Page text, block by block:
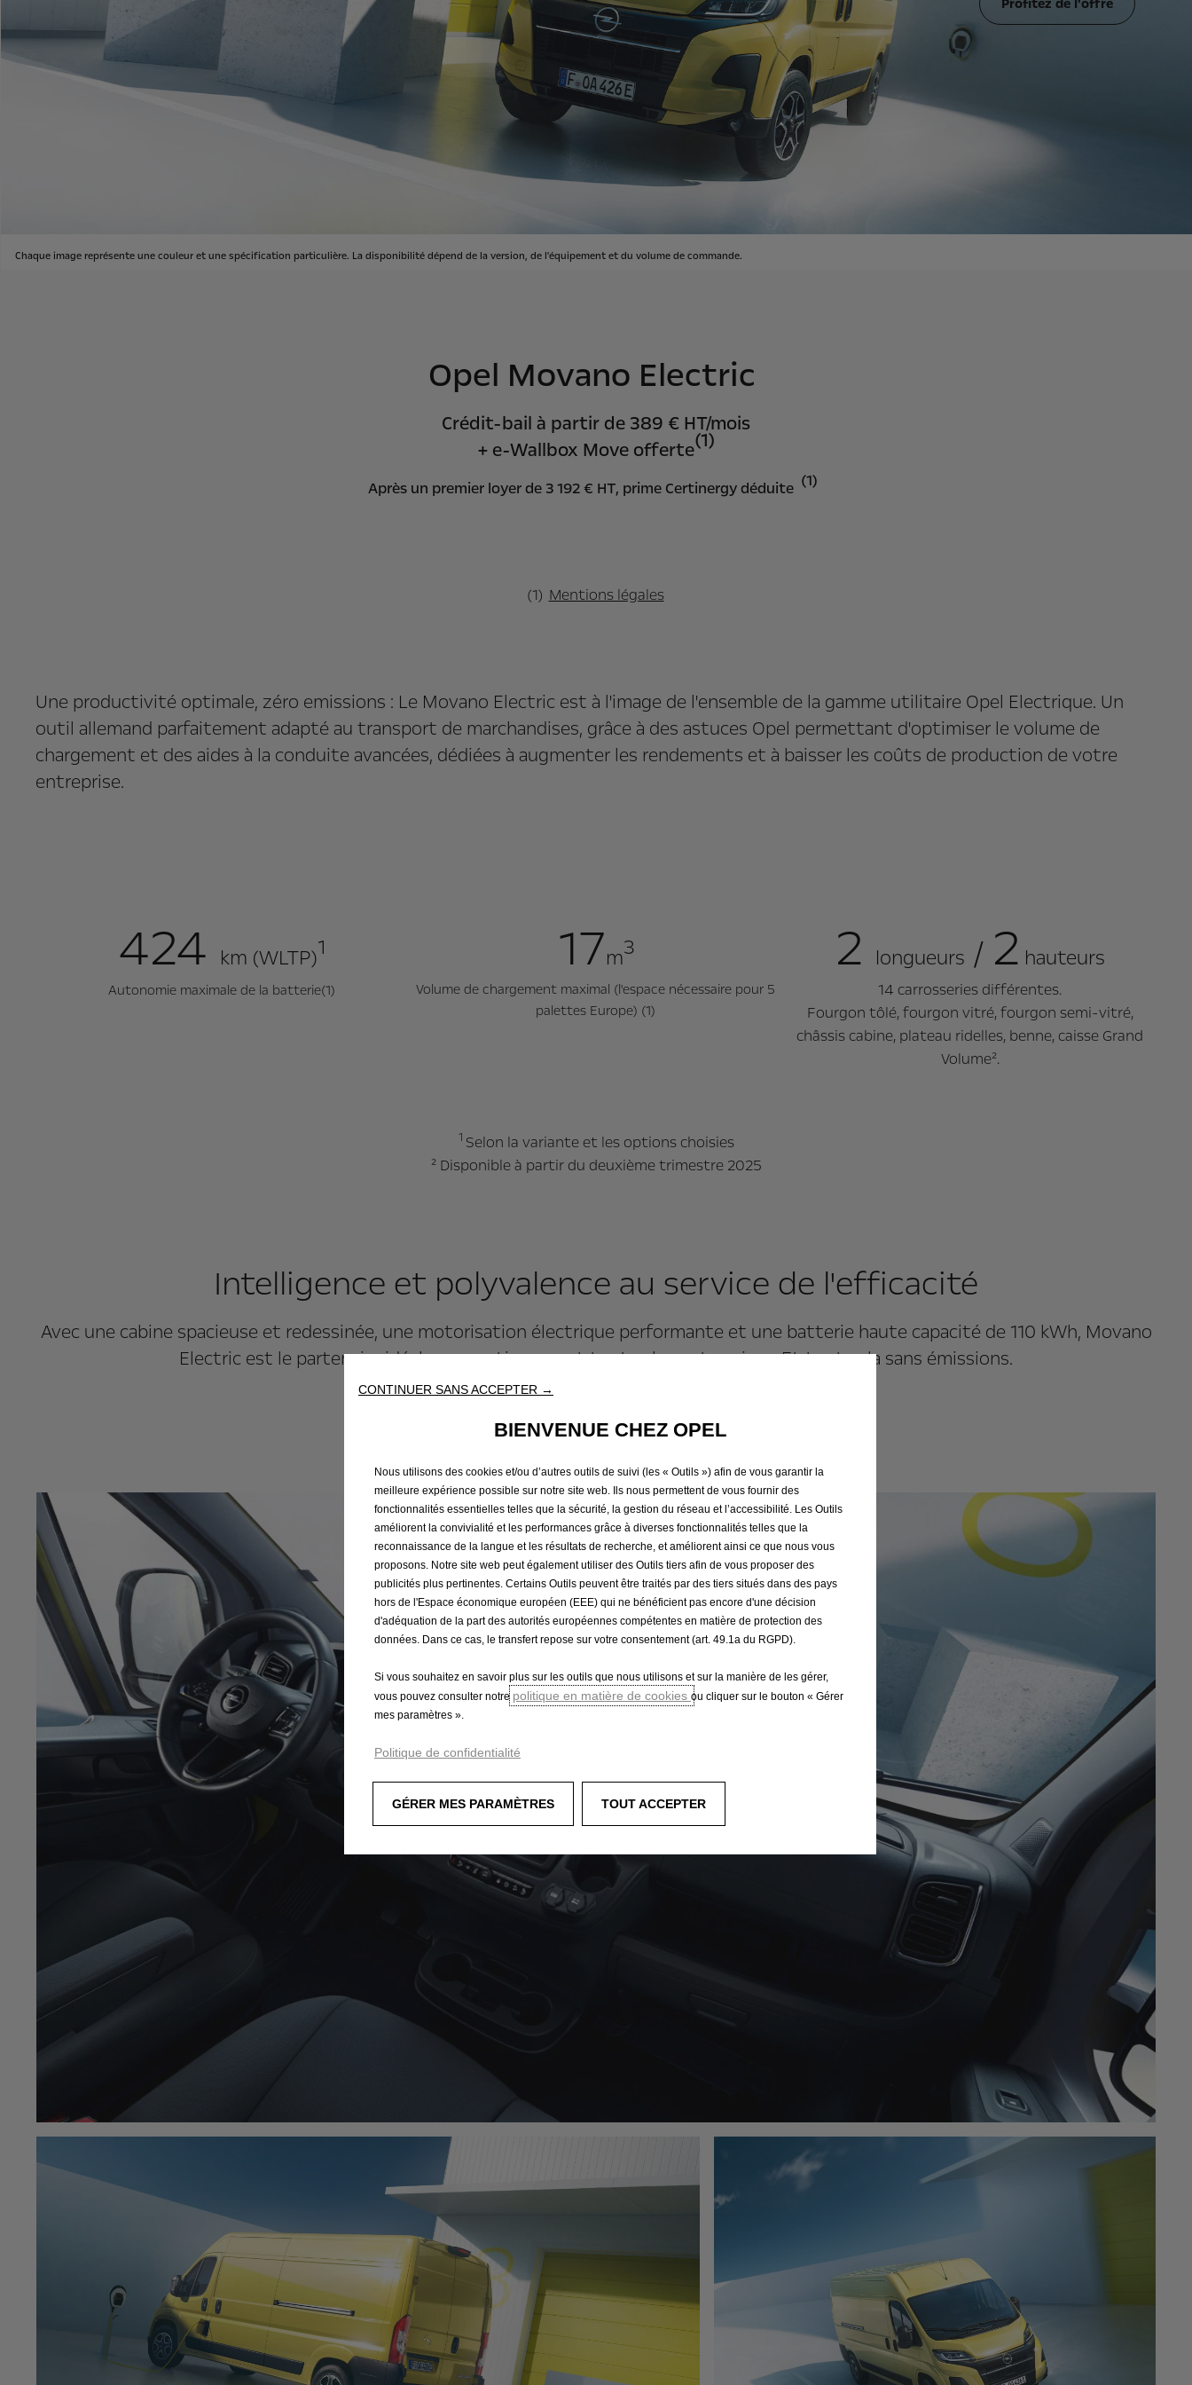
Chaque image représente une couleur et une spécification particulière. La disponibilité dépend de la version, de l'équipement et du volume de commande.
Profitez de l'offre
Opel Movano Electric
Crédit-bail à partir de 389 € HT/mois
+ e-Wallbox Move offerte(1)
Après un premier loyer de 3 192 € HT, prime Certinergy déduite (1)
(1) Mentions légales
Une productivité optimale, zéro emissions : Le Movano Electric est à l'image de l'ensemble de la gamme utilitaire Opel Electrique. Un
outil allemand parfaitement adapté au transport de marchandises, grâce à des astuces Opel permettant d'optimiser le volume de
chargement et des aides à la conduite avancées, dédiées à augmenter les rendements et à baisser les coûts de production de votre
entreprise.
424 km (WLTP)1
Autonomie maximale de la batterie(1)
17m3
Volume de chargement maximal (l'espace nécessaire pour 5
palettes Europe) (1)
2 longueurs / 2 hauteurs
14 carrosseries différentes.
Fourgon tôlé, fourgon vitré, fourgon semi-vitré,
châssis cabine, plateau ridelles, benne, caisse Grand
Volume².
1 Selon la variante et les options choisies
² Disponible à partir du deuxième trimestre 2025
Intelligence et polyvalence au service de l'efficacité
Avec une cabine spacieuse et redessinée, une motorisation électrique performante et une batterie haute capacité de 110 kWh, Movano
Electric est le partenaire idéal pour pratiquement toutes les entreprises. Et tout cela sans émissions.
CONTINUER SANS ACCEPTER →
BIENVENUE CHEZ OPEL
Nous utilisons des cookies et/ou d’autres outils de suivi (les « Outils ») afin de vous garantir la
meilleure expérience possible sur notre site web. Ils nous permettent de vous fournir des
fonctionnalités essentielles telles que la sécurité, la gestion du réseau et l’accessibilité. Les Outils
améliorent la convivialité et les performances grâce à diverses fonctionnalités telles que la
reconnaissance de la langue et les résultats de recherche, et améliorent ainsi ce que nous vous
proposons. Notre site web peut également utiliser des Outils tiers afin de vous proposer des
publicités plus pertinentes. Certains Outils peuvent être traités par des tiers situés dans des pays
hors de l'Espace économique européen (EEE) qui ne bénéficient pas encore d'une décision
d'adéquation de la part des autorités européennes compétentes en matière de protection des
données. Dans ce cas, le transfert repose sur votre consentement (art. 49.1a du RGPD).
Si vous souhaitez en savoir plus sur les outils que nous utilisons et sur la manière de les gérer,
vous pouvez consulter notre politique en matière de cookies ou cliquer sur le bouton « Gérer
mes paramètres ».
Politique de confidentialité
GÉRER MES PARAMÈTRES TOUT ACCEPTER